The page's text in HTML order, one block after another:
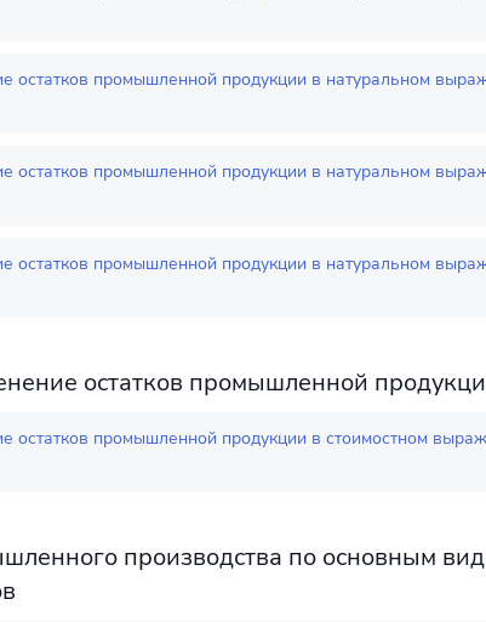
остатков промышленной продукции в натуральном
остатков промышленной продукции в натуральном
остатков промышленной продукции в натуральном
остатков промышленной
остатков промышленной продукции в стоимостном
производства по основным